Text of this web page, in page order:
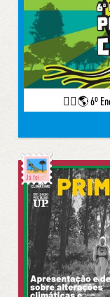
✊🏽🌎 6º
Já foi